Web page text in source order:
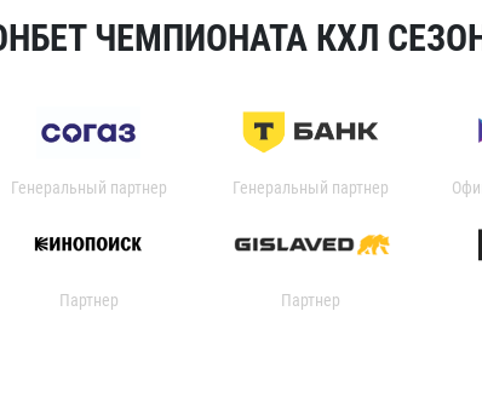
ЧЕМПИОНАТА КХЛ
Генеральный партнер Генеральный партнер
Партнер Партнер